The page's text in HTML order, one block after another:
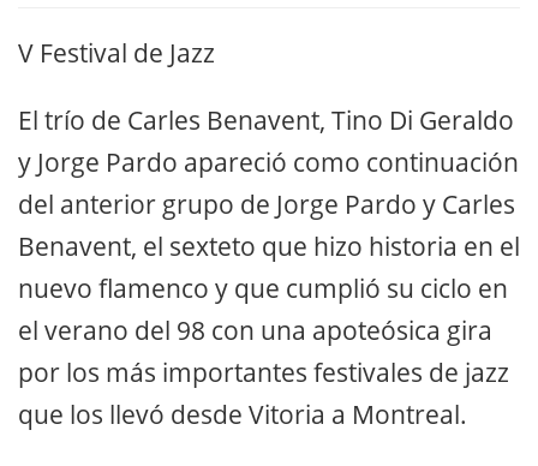
V Festival de Jazz
El trío de Carles Benavent, Tino Di Geraldo
y Jorge Pardo apareció como continuación
del anterior grupo de Jorge Pardo y Carles
Benavent, el sexteto que hizo historia en el
nuevo flamenco y que cumplió su ciclo en
el verano del 98 con una apoteósica gira
por los más importantes festivales de jazz
que los llevó desde Vitoria a Montreal.